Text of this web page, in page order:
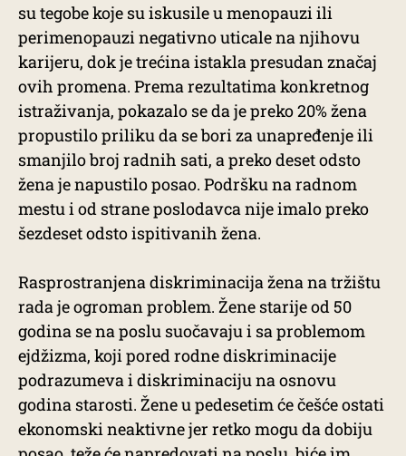
su tegobe koje su iskusile u menopauzi ili
perimenopauzi negativno uticale na njihovu
karijeru, dok je trećina istakla presudan značaj
ovih promena. Prema rezultatima konkretnog
istraživanja, pokazalo se da je preko 20% žena
propustilo priliku da se bori za unapređenje ili
smanjilo broj radnih sati, a preko deset odsto
žena je napustilo posao. Podršku na radnom
mestu i od strane poslodavca nije imalo preko
šezdeset odsto ispitivanih žena.
Rasprostranjena diskriminacija žena na tržištu
rada je ogroman problem. Žene starije od 50
godina se na poslu suočavaju i sa problemom
ejdžizma, koji pored rodne diskriminacije
podrazumeva i diskriminaciju na osnovu
godina starosti. Žene u pedesetim će češće ostati
ekonomski neaktivne jer retko mogu da dobiju